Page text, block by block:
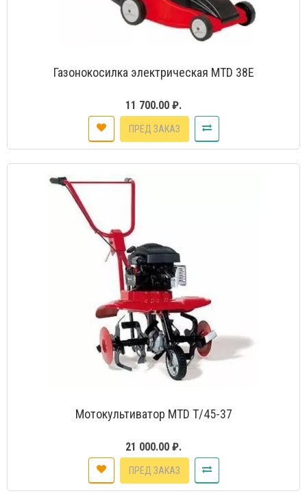
Газонокосилка электрическая MTD 38Е
11 700.00 ₽.
ПРЕД ЗАКАЗ
Мотокультиватор MTD T/45-37
21 000.00 ₽.
ПРЕД ЗАКАЗ